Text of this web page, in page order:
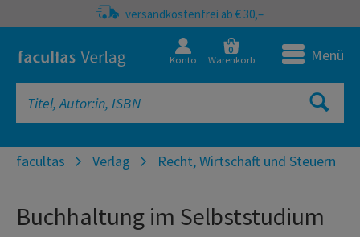
versandkostenfrei ab € 30,–
Konto
0
Warenkorb Menü
facultas Verlag Recht, Wirtschaft und Steuern
Buchhaltung im Selbststudium